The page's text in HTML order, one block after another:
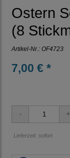
Ostern
(8
Artikel-Nr.: OF4723
7,00 € *
Lieferzeit: sofort